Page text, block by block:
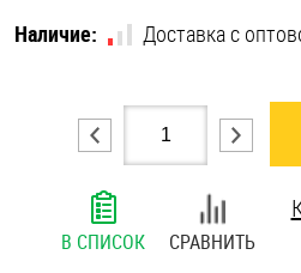
Хомуты
Шпильки
Шплинты
Штифты и пальцы
Наличие:
Доставка с
В СПИСОК СРАВНИТЬ